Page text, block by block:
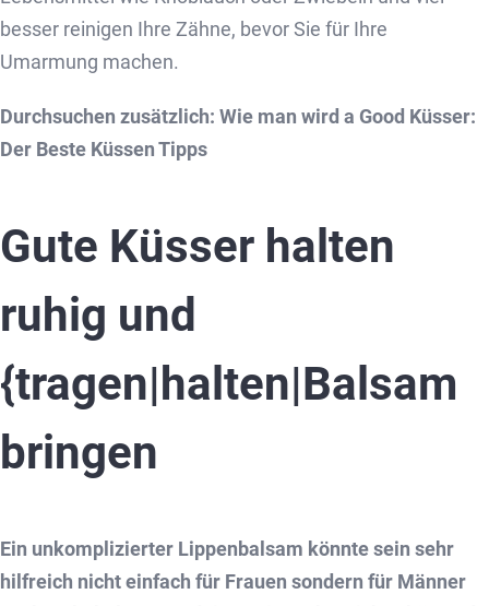
besser reinigen Ihre Zähne, bevor Sie für Ihre
Umarmung machen.
Durchsuchen zusätzlich: Wie man wird a Good Küsser:
Der Beste Küssen Tipps
Gute Küsser halten
ruhig und
{tragen|halten|Balsam
bringen
Ein unkomplizierter Lippenbalsam könnte sein sehr
hilfreich nicht einfach für Frauen sondern für Männer